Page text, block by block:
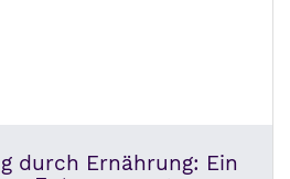
durch Ernährung: Ein